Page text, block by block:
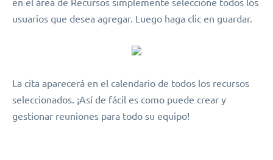
en el área de Recursos simplemente seleccione todos los
usuarios que desea agregar. Luego haga clic en guardar.
La cita aparecerá en el calendario de todos los recursos
seleccionados. ¡Así de fácil es como puede crear y
gestionar reuniones para todo su equipo!